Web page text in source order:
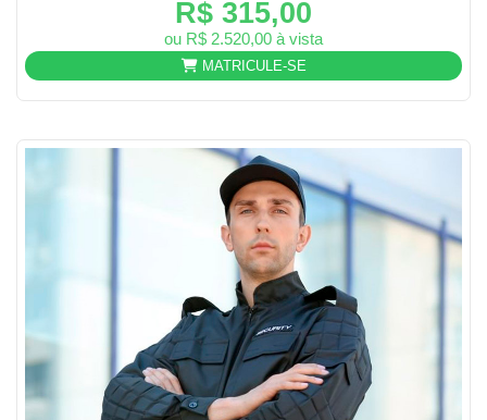
R$ 315,00
ou R$ 2.520,00 à vista
MATRICULE-SE